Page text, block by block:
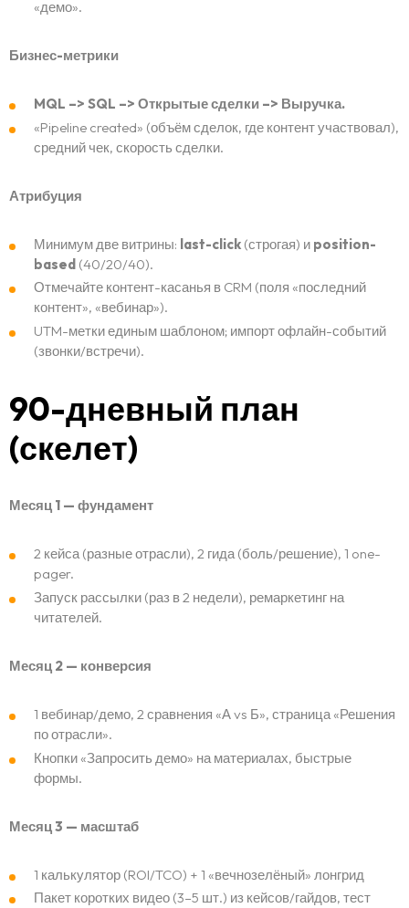
«демо».
Бизнес-метрики
MQL –> SQL –> Открытые сделки –> Выручка.
«Pipeline created» (объём сделок, где контент участвовал),
средний чек, скорость сделки.
Атрибуция
Минимум две витрины: last-click (строгая) и position-
based (40/20/40).
Отмечайте контент-касанья в CRM (поля «последний
контент», «вебинар»).
UTM-метки единым шаблоном; импорт офлайн-событий
(звонки/встречи).
90-дневный план
(скелет)
Месяц 1 — фундамент
2 кейса (разные отрасли), 2 гида (боль/решение), 1 one-
pager.
Запуск рассылки (раз в 2 недели), ремаркетинг на
читателей.
Месяц 2 — конверсия
1 вебинар/демо, 2 сравнения «А vs Б», страница «Решения
по отрасли».
Кнопки «Запросить демо» на материалах, быстрые
формы.
Месяц 3 — масштаб
1 калькулятор (ROI/TCO) + 1 «вечнозелёный» лонгрид
Пакет коротких видео (3–5 шт.) из кейсов/гайдов, тест